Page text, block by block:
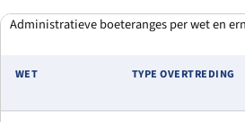
Administratieve boeteranges per wet en
WET TYPE OVERTREDING